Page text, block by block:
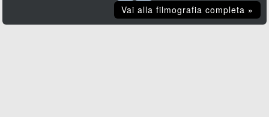
Vai alla filmografia completa »